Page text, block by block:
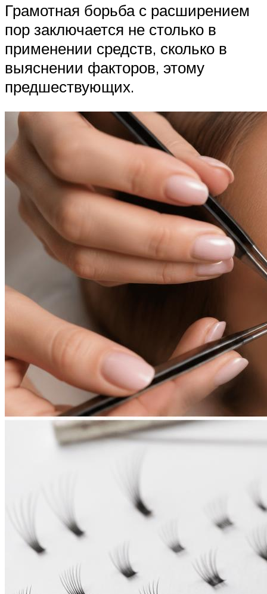
Грамотная борьба с расширением
пор заключается не столько в
применении средств, сколько в
выяснении факторов, этому
предшествующих.